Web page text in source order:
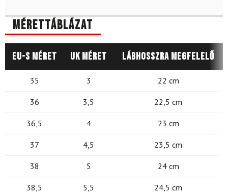
Mérettáblázat
EU-s méret UK méret Lábhosszra megfelelő
35 3 22 cm
36 3,5 22,5 cm
36,5 4 23 cm
37 4,5 23,5 cm
38 5 24 cm
38,5 5,5 24,5 cm